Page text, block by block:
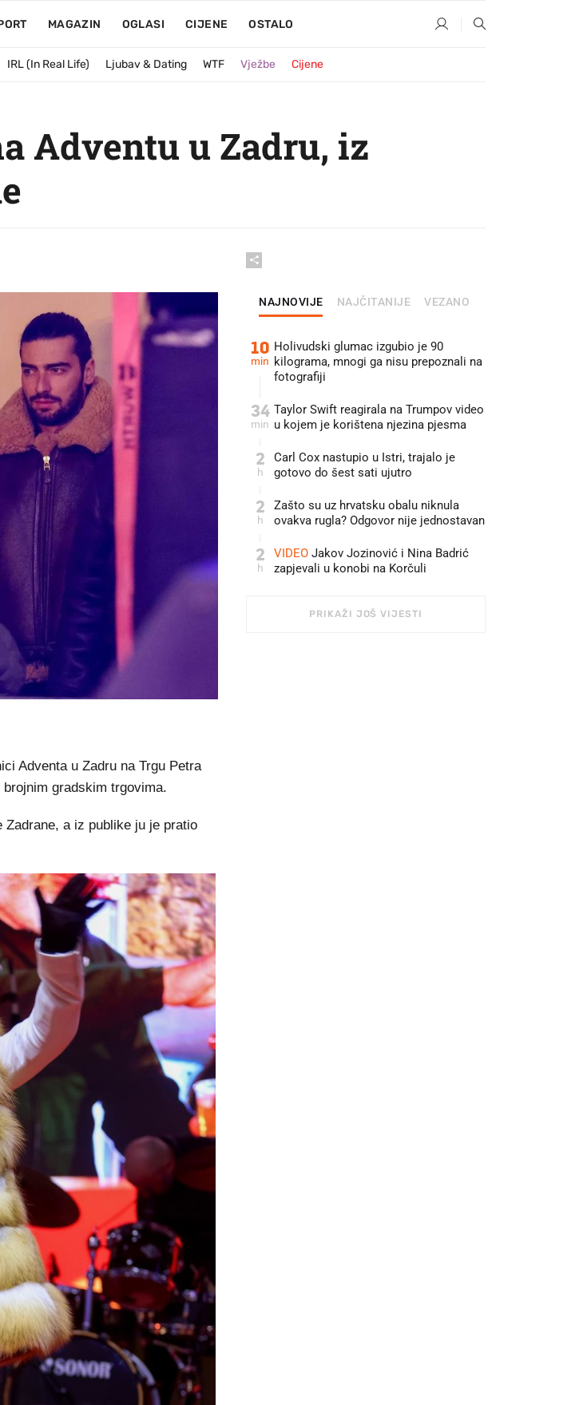
MAGAZIN OGLASI CIJENE OSTALO
IRL (In Real Life) Ljubav & Dating WTF Vježbe Cijene
Adventu u Zadru, iz
Adventa u Zadru na Trgu Petra
gradskim trgovima.
a iz publike ju je pratio
NAJNOVIJE NAJČITANIJE VEZANO
10
min
Holivudski glumac izgubio je 90
kilograma, mnogi ga nisu prepoznali na
fotografiji
34
min
Taylor Swift reagirala na Trumpov video
u kojem je korištena njezina pjesma
2
h
Carl Cox nastupio u Istri, trajalo je
gotovo do šest sati ujutro
2
h
Zašto su uz hrvatsku obalu niknula
ovakva rugla? Odgovor nije jednostavan
2
h
VIDEO Jakov Jozinović i Nina Badrić
zapjevali u konobi na Korčuli
PRIKAŽI JOŠ VIJESTI